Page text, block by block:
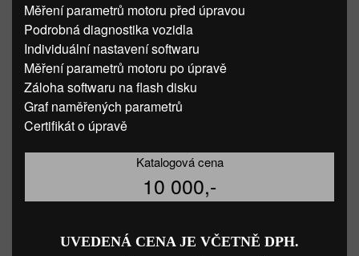
Měření parametrů motoru před úpravou
Podrobná diagnostika vozidla
Individuální nastavení softwaru
Měření parametrů motoru po úpravě
Záloha softwaru na flash disku
Graf naměřených parametrů
Certifikát o úpravě
Katalogová cena
10 000,-
UVEDENÁ CENA JE VČETNĚ DPH.